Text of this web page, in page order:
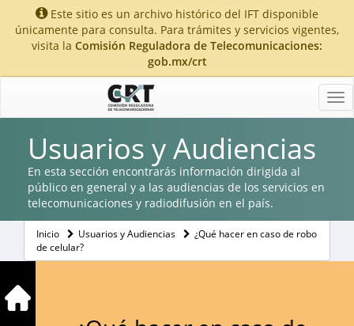
Este sitio es un archivo histórico del IFT disponible
únicamente para consulta. Para trámites y servicios vigentes,
visita la Comisión Reguladora de Telecomunicaciones:
gob.mx/crt
Usuarios y Audiencias
En esta sección encontrarás información dirigida al
público en general y a las audiencias de los servicios en
telecomunicaciones y radiodifusión en el país.
Inicio Usuarios y Audiencias
¿Qué hacer en caso de robo
de celular?